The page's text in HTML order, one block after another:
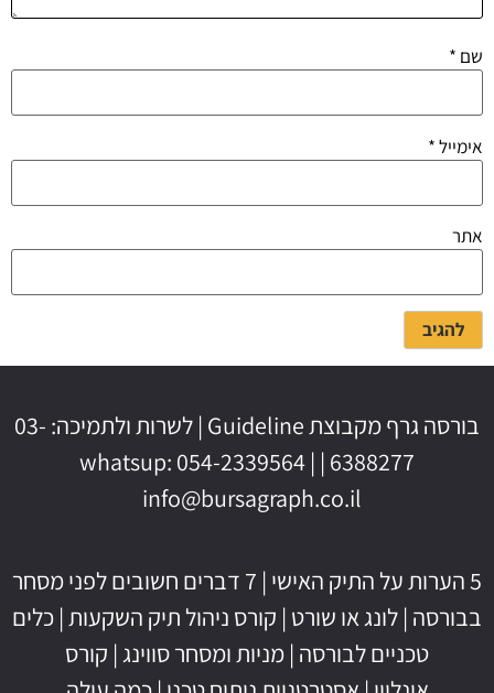
שם *
אימייל*
אתר
בורסה גרף מקבוצת Guideline | לשרות ולתמיכה: 03-
6388277 | whatsup: 054-2339564 |
info@bursagraph.co.il
5 הערות על התיק האישי |
7 דברים חשובים לפני מסחר
בבורסה | לונג או שורט | קורס ניהול תיק השקעות| כלים
טכניים לבורסה | מניות ומסחר סווינג| קורס